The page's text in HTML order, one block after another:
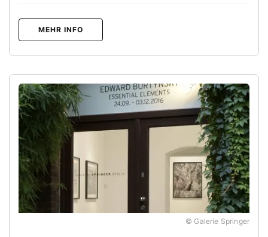
MEHR INFO
© Galerie Springer